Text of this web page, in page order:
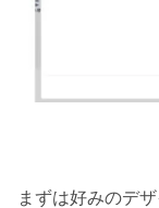
まずは好みのデ